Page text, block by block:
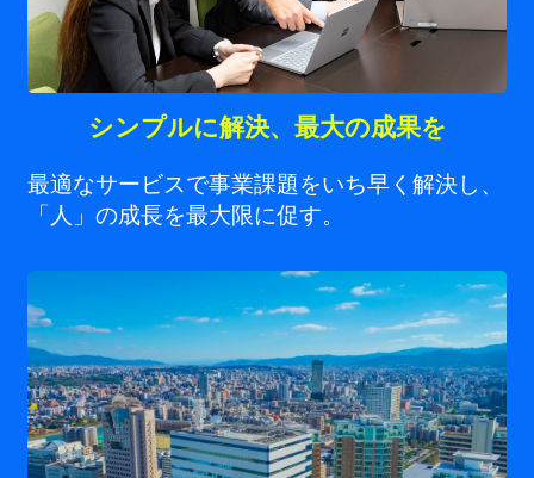
シンプルに解決、最大の成果を
最適なサービスで事業課題をいち早く解決し、
「人」の成長を最大限に促す。